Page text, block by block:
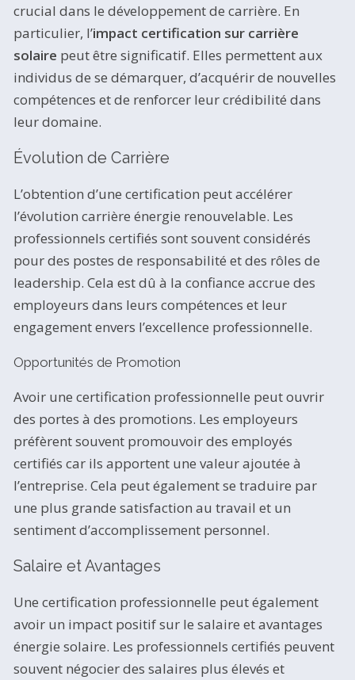
crucial dans le développement de carrière. En
particulier, l’impact certification sur carrière
solaire peut être significatif. Elles permettent aux
individus de se démarquer, d’acquérir de nouvelles
compétences et de renforcer leur crédibilité dans
leur domaine.
Évolution de Carrière
L’obtention d’une certification peut accélérer
l’évolution carrière énergie renouvelable. Les
professionnels certifiés sont souvent considérés
pour des postes de responsabilité et des rôles de
leadership. Cela est dû à la confiance accrue des
employeurs dans leurs compétences et leur
engagement envers l’excellence professionnelle.
Opportunités de Promotion
Avoir une certification professionnelle peut ouvrir
des portes à des promotions. Les employeurs
préfèrent souvent promouvoir des employés
certifiés car ils apportent une valeur ajoutée à
l’entreprise. Cela peut également se traduire par
une plus grande satisfaction au travail et un
sentiment d’accomplissement personnel.
Salaire et Avantages
Une certification professionnelle peut également
avoir un impact positif sur le salaire et avantages
énergie solaire. Les professionnels certifiés peuvent
souvent négocier des salaires plus élevés et